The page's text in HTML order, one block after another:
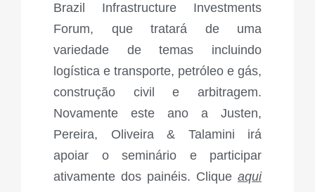
Brazil Infrastructure Investments
Forum, que tratará de uma
variedade de temas incluindo
logística e transporte, petróleo e gás,
construção civil e arbitragem.
Novamente este ano a Justen,
Pereira, Oliveira & Talamini irá
apoiar o seminário e participar
ativamente dos painéis. Clique aqui